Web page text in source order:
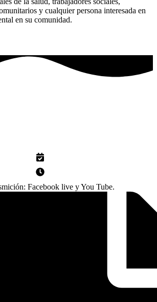
y cualquier persona interesada en
en su comunidad.
Facebook live y You Tube.